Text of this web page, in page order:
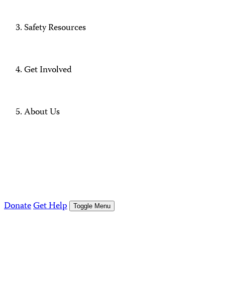
Safety Resources
Get Involved
About Us
DonateGet Help Toggle Menu